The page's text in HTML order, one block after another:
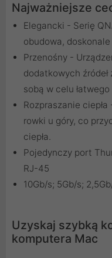
Najważniejsze
Elegancki - Serię
obudowa,
Przenośny -
dodatkowych
sobą w celu
Rozpraszanie
rowki u góry, co
ciepła.
Pojedynczy port
RJ-45
10Gb/s; 5Gb/s;
Uzyskaj szybką
komputera Mac